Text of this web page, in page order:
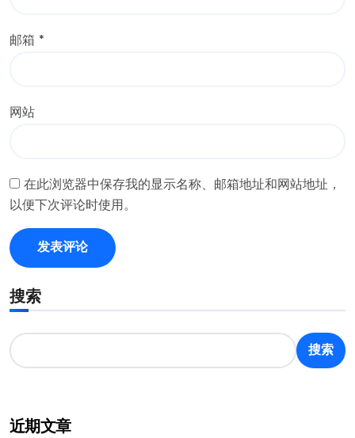
邮箱 *
网站
在此浏览器中保存我的显示名称、邮箱地址和网站地址，
以便下次评论时使用。
搜索
搜索
近期文章